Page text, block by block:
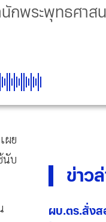
กพระพุทธศาส
เผย
นับ
ข่าว
ผบ.ตร.สั่ง